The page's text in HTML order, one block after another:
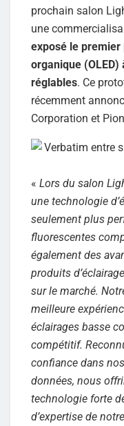
prochain salon
une
exposé le
organique
réglables. Ce
récemment
Corporation et
« Lors du salon
une technologie
seulement plus
fluorescentes
également des
produits
sur le marché.
meilleure
éclairages basse
compétitif.
confiance dans
données, nous
technologie forte
d’expertise de